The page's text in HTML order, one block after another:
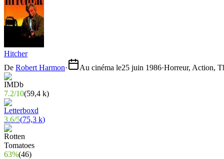
Hitcher
De Robert Harmon· Au cinéma le25 juin 1986·Horreur, Action,
7.2/10(59,4 k)
3.6/5(75,3 k)
63%(46)